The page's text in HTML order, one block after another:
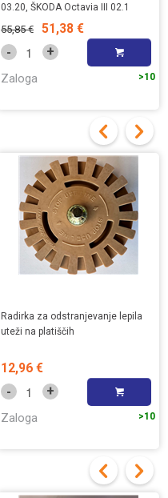
03.20, ŠKODA Octavia III 02.1
55,85 € 51,38 €
- +
Zaloga >10
Radirka za odstranjevanje lepila
uteži na platiščih
12,96 €
- +
Zaloga >10